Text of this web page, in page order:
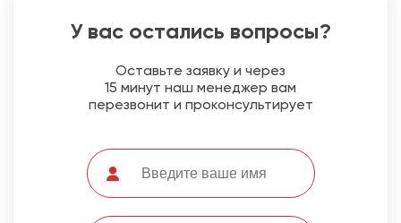
У вас остались вопросы?
Оставьте заявку и через
15 минут наш менеджер вам
перезвонит и проконсультирует